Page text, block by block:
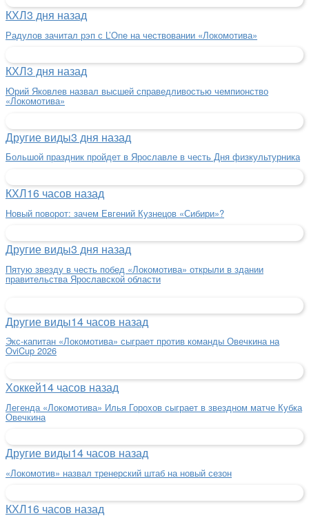
КХЛ3 дня назад
Радулов зачитал рэп с L’One на чествовании «Локомотива»
КХЛ3 дня назад
Юрий Яковлев назвал высшей справедливостью чемпионство
«Локомотива»
Другие виды3 дня назад
Большой праздник пройдет в Ярославле в честь Дня физкультурника
КХЛ16 часов назад
Новый поворот: зачем Евгений Кузнецов «Сибири»?
Другие виды3 дня назад
Пятую звезду в честь побед «Локомотива» открыли в здании
правительства Ярославской области
Другие виды14 часов назад
Экс-капитан «Локомотива» сыграет против команды Овечкина на
OviCup 2026
Хоккей14 часов назад
Легенда «Локомотива» Илья Горохов сыграет в звездном матче Кубка
Овечкина
Другие виды14 часов назад
«Локомотив» назвал тренерский штаб на новый сезон
КХЛ16 часов назад